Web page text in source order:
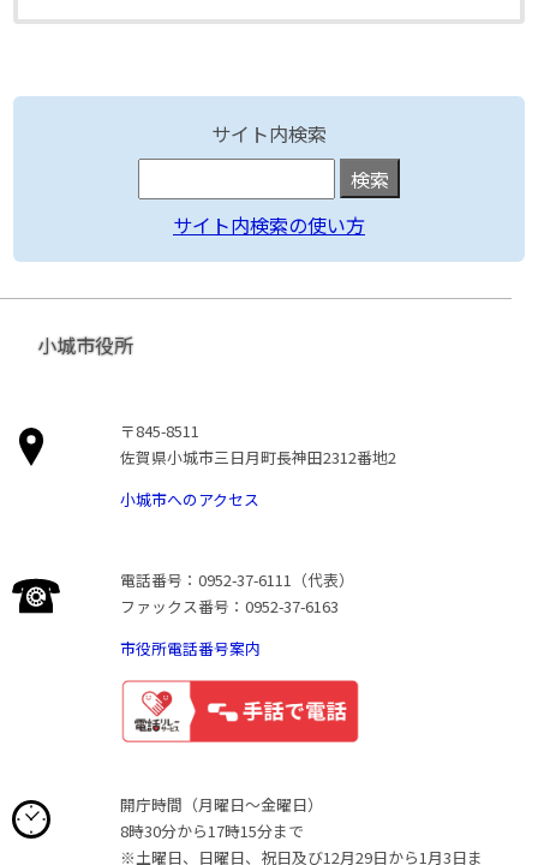
サイト内検索
サイト内検索の使い方
小城市役所
〒845-8511
佐賀県小城市三日月町長神田2312番地2
小城市へのアクセス
電話番号：0952-37-6111（代表）
ファックス番号：0952-37-6163
市役所電話番号案内
開庁時間（月曜日〜金曜日）
8時30分から17時15分まで
※土曜日、日曜日、祝日及び12月29日から1月3日ま